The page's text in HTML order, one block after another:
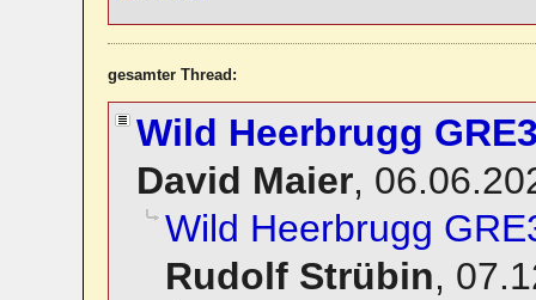
gesamter Thread:
Wild Heerbrugg
David Maier,
Wild Heerbrugg
Rudolf Strübin,